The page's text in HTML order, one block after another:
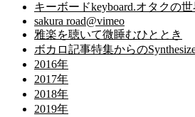
キーボードkeyboard.オタクの
sakura road@vimeo
雅楽を聴いて微睡むひととき
ボカロ記事特集からの
2016年
2017年
2018年
2019年